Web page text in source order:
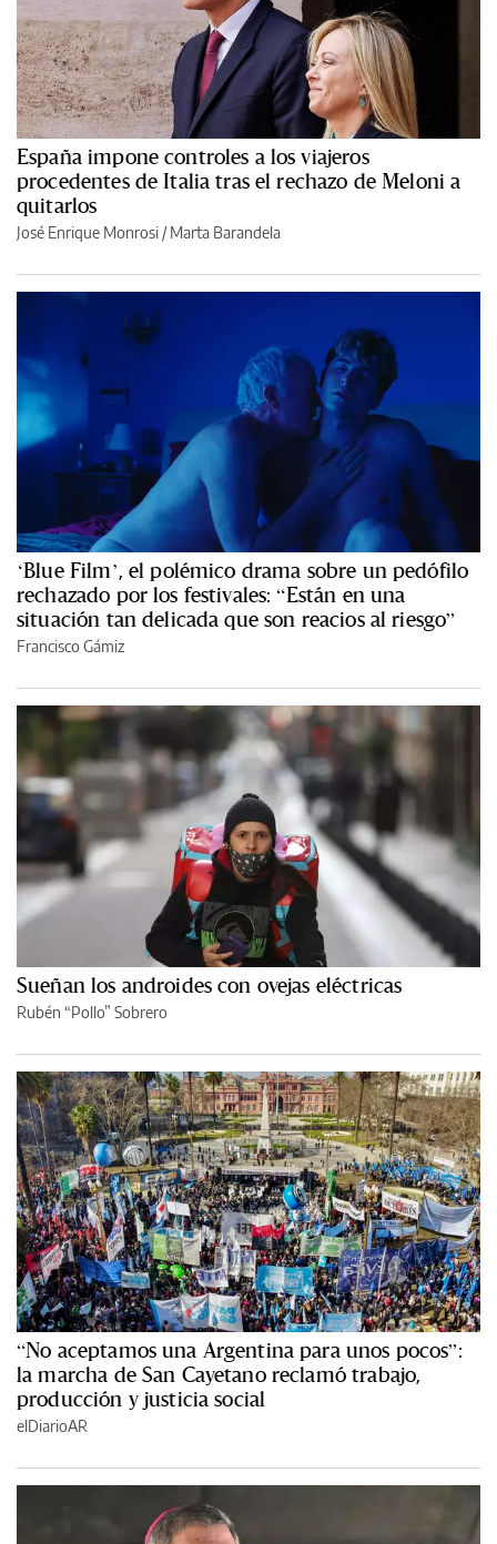
España impone controles a los viajeros
procedentes de Italia tras el rechazo de Meloni a
quitarlos
José Enrique Monrosi / Marta Barandela
‘Blue Film’, el polémico drama sobre un pedófilo
rechazado por los festivales: “Están en una
situación tan delicada que son reacios al riesgo”
Francisco Gámiz
Sueñan los androides con ovejas eléctricas
Rubén “Pollo” Sobrero
“No aceptamos una Argentina para unos pocos”:
la marcha de San Cayetano reclamó trabajo,
producción y justicia social
elDiarioAR